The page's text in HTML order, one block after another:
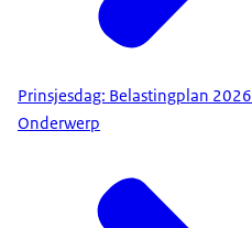
Prinsjesdag: Belastingplan 2026
Onderwerp